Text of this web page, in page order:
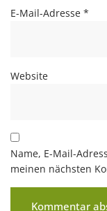
E-Mail-Adresse *
Website
Name, E-Mail-
meinen nächsten